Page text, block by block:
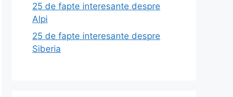
25 de fapte interesante despre
Alpi
25 de fapte interesante despre
Siberia